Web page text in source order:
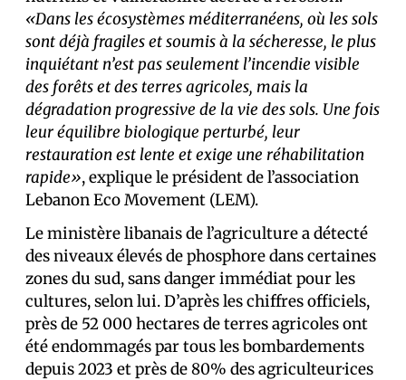
«Dans les écosystèmes méditerranéens, où les sols
sont déjà fragiles et soumis à la sécheresse, le plus
inquiétant n’est pas seulement l’incendie visible
des forêts et des terres agricoles, mais la
dégradation progressive de la vie des sols. Une fois
leur équilibre biologique perturbé, leur
restauration est lente et exige une réhabilitation
rapide», explique le président de l’association
Lebanon Eco Movement (LEM).
Le ministère libanais de l’agriculture a détecté
des niveaux élevés de phosphore dans certaines
zones du sud, sans danger immédiat pour les
cultures, selon lui. D’après les chiffres officiels,
près de 52 000 hectares de terres agricoles ont
été endommagés par tous les bombardements
depuis 2023 et près de 80% des agriculteur·ices